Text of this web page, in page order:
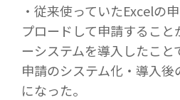
・従来使っていたExcelの
プロードして申請するこ
ーシステムを導入したこと
申請のシステム化・導入後
になった。